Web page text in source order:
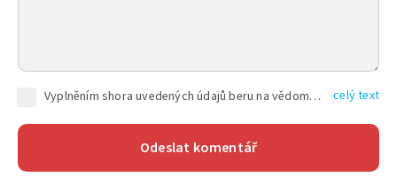
Vyplněním shora uvedených údajů beru na vědomí, že společnost TEXT FACTORY s.r.o., sídlem Brno, Durďákova 336/29, Černá Pole, PSČ: 613 00, IČ: 06157831, zapsané u Krajského soudu v Brně, oddíl C, vložka 100399, bude zpracovávat mé osobní údaje uvedené v rámci mnou vyplněného registračního formuláře na základě oprávněných zájmů TEXT FACTORY s.r.o. dle čl. 6 odst. 1 písm. f) GDPR a pro splnění právních povinností (čl. 6 odst. 1 písm. c) GDPR), a to pro tyto účely: nezbytnost zajistit oprávnění návštěvníka webových stránek provozovaných společností TEXT FACTORY s.r.o. přispívat aktivně ke zveřejněným článkům nebo v rámci diskusních fór a výkon práv TEXT FACTORY s.r.o. jako administrátora těchto diskusních fór. Více informací o zpracování osobních údajů a právech lze nalézt v celý text